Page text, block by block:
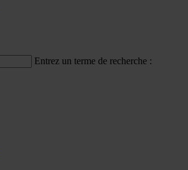
Entrez un terme de recherche :